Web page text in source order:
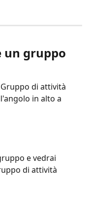
un gruppo
di attività
in alto a
e vedrai
di attività